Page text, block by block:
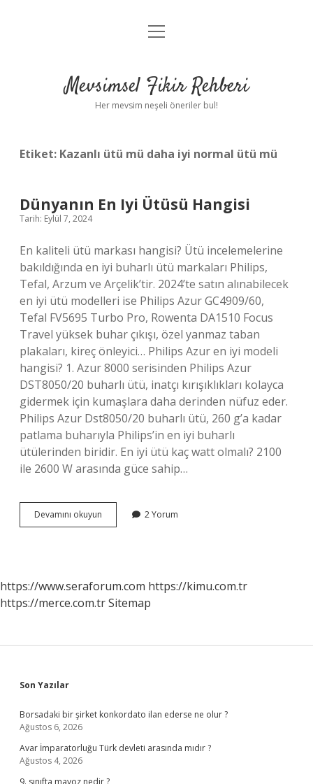
Anasayfa
Yasal Uyarı
menüyü
Mevsimsel Fikir Rehberi
Her mevsim neşeli öneriler bul!
Etiket: Kazanlı ütü mü daha iyi normal ütü mü
Dünyanın En Iyi Ütüsü Hangisi
Tarih: Eylül 7, 2024
En kaliteli ütü markası hangisi? Ütü incelemelerine
bakıldığında en iyi buharlı ütü markaları Philips,
Tefal, Arzum ve Arçelik’tir. 2024’te satın alınabilecek
en iyi ütü modelleri ise Philips Azur GC4909/60,
Tefal FV5695 Turbo Pro, Rowenta DA1510 Focus
Travel yüksek buhar çıkışı, özel yanmaz taban
plakaları, kireç önleyici… Philips Azur en iyi modeli
hangisi? 1. Azur 8000 serisinden Philips Azur
DST8050/20 buharlı ütü, inatçı kırışıklıkları kolayca
gidermek için kumaşlara daha derinden nüfuz eder.
Philips Azur Dst8050/20 buharlı ütü, 260 g’a kadar
patlama buharıyla Philips’in en iyi buharlı
ütülerinden biridir. En iyi ütü kaç watt olmalı? 2100
ile 2600 W arasında güce sahip…
Devamını okuyun Dünyanın
En
2 Yorum
https://www.seraforum.com https://kimu.com.tr
https://merce.com.trSitemap
Sidebar
Son Yazılar
Borsadaki bir şirket konkordato ilan ederse ne olur ?
Ağustos 6, 2026
Avar İmparatorluğu Türk devleti arasında mıdır ?
Ağustos 4, 2026
9. sınıfta mayoz nedir ?